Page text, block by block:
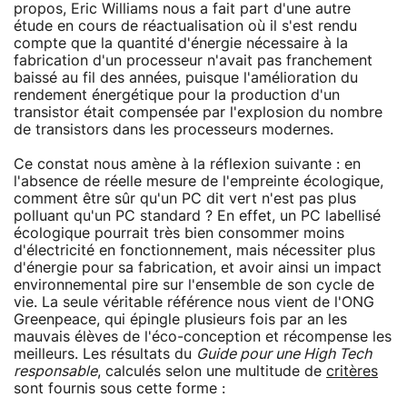
propos, Eric Williams nous a fait part d'une autre
étude en cours de réactualisation où il s'est rendu
compte que la quantité d'énergie nécessaire à la
fabrication d'un processeur n'avait pas franchement
baissé au fil des années, puisque l'amélioration du
rendement énergétique pour la production d'un
transistor était compensée par l'explosion du nombre
de transistors dans les processeurs modernes.
Ce constat nous amène à la réflexion suivante : en
l'absence de réelle mesure de l'empreinte écologique,
comment être sûr qu'un PC dit vert n'est pas plus
polluant qu'un PC standard ? En effet, un PC labellisé
écologique pourrait très bien consommer moins
d'électricité en fonctionnement, mais nécessiter plus
d'énergie pour sa fabrication, et avoir ainsi un impact
environnemental pire sur l'ensemble de son cycle de
vie. La seule véritable référence nous vient de l'ONG
Greenpeace, qui épingle plusieurs fois par an les
mauvais élèves de l'éco-conception et récompense les
meilleurs. Les résultats du Guide pour une High Tech
responsable, calculés selon une multitude de critères
sont fournis sous cette forme :